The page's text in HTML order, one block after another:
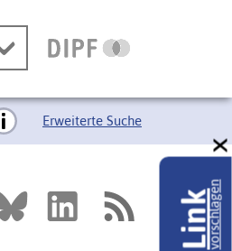
Erweiterte Suche
Linkvorschlagen